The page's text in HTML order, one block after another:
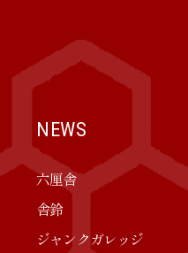
NEWS
六厘舎
舎鈴
ジャンクガレッジ